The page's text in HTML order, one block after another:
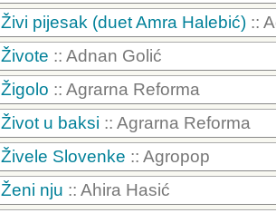
Živi pijesak (duet Amra Halebić) ::
Živote :: Adnan Golić
Žigolo :: Agrarna Reforma
Život u baksi :: Agrarna Reforma
Živele Slovenke :: Agropop
Ženi nju :: Ahira Hasić